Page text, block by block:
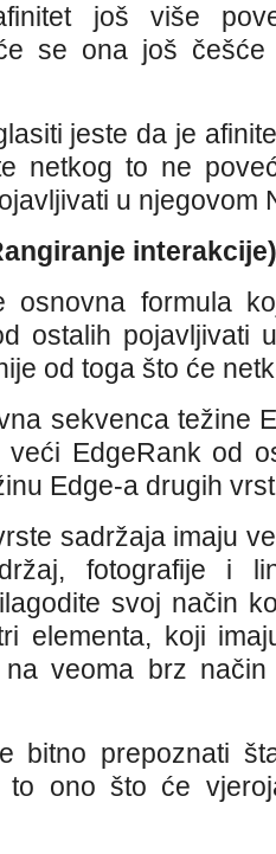
još više
se ona još
jeste da je
netkog to ne
u njegovom
interakcije)
osnovna formula
ostalih pojavljivati
od toga što će
sekvenca težine
EdgeRank od
Edge-a drugih
sadržaja imaju
fotografije i
svoj način
elementa, koji
na veoma brz
bitno prepoznati
to ono što će